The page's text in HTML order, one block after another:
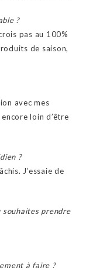
?
pas au 100%
de saison,
avec mes
loin d’être
?
J’essaie de
prendre
à faire ?